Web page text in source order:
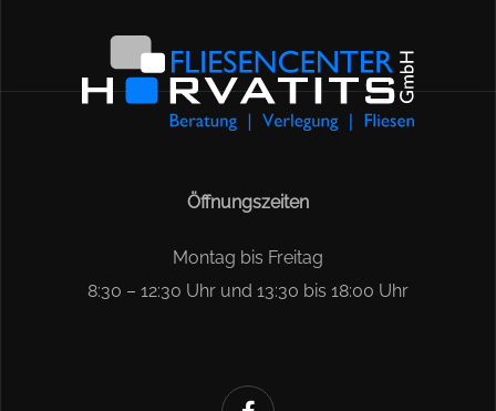
Öffnungszeiten
Montag bis Freitag
8:30 – 12:30 Uhr und 13:30 bis 18:00 Uhr